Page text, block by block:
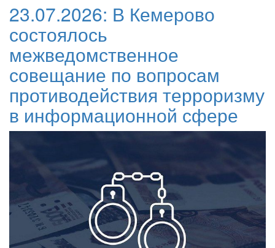
23.07.2026: В Кемерово
состоялось
межведомственное
совещание по вопросам
противодействия терроризму
в информационной сфере